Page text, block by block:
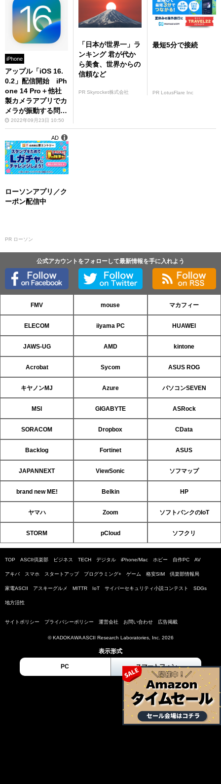
iPhone
アップル「iOS 16.
0.2」配信開始 iPh
one 14 Pro＋他社
製カメラアプリでカ
メラが振動する問題
が解決
2022年09月23日 10:50
「日本が世界一」ラ
ンキング 君が代か
ら美食、世界からの
信頼など
PR Skyrocket株式会社
最短5分で接続
PR LotusFlare Inc
ローソンアプリ／ク
ーポン配信中
PR ローソン
AD
公式アカウントをフォローして最新情報を手に入れよう
FMV mouse マカフィー
ELECOM iiyama PC HUAWEI
JAWS-UG AMD kintone
Acrobat Sycom ASUS ROG
キヤノンMJ Azure パソコンSEVEN
MSI GIGABYTE ASRock
SORACOM Dropbox CData
Backlog Fortinet ASUS
JAPANNEXT ViewSonic ソフマップ
brand new ME! Belkin HP
ヤマハ Zoom ソフトバンクのIoT
STORM pCloud ソフクリ
TOP ASCII倶楽部 ビジネス TECH デジタル iPhone/Mac ホビー 自作PC AV
アキバ スマホ スタートアップ プログラミング+ ゲーム 格安SIM 倶楽部情報局
家電ASCII アスキーグルメ MITTR IoT サイバーセキュリティ小説コンテスト SDGs
地方活性
サイトポリシー プライバシーポリシー 運営会社 お問い合わせ 広告掲載
© KADOKAWA ASCII Research Laboratories, Inc. 2026
表示形式
PC スマートフォン